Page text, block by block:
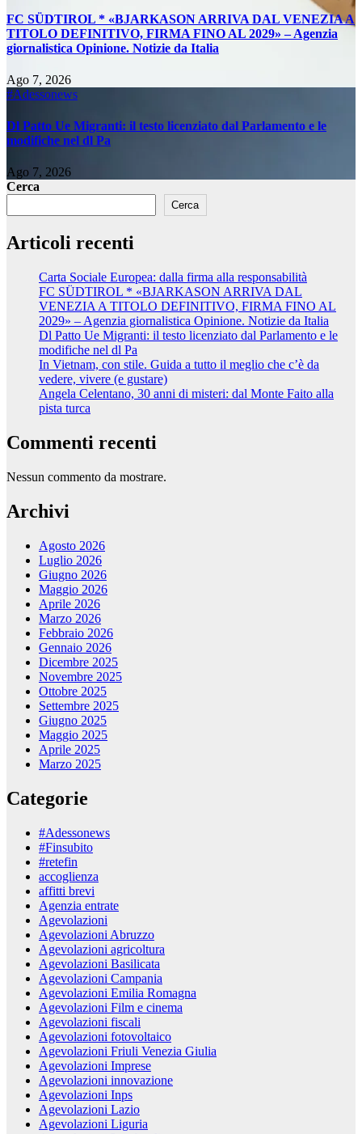
FC SÜDTIROL * «BJARKASON ARRIVA DAL VENEZIA A
TITOLO DEFINITIVO, FIRMA FINO AL 2029» – Agenzia
giornalistica Opinione. Notizie da Italia
Ago 7, 2026
#Adessonews
Dl Patto Ue Migranti: il testo licenziato dal Parlamento e le
modifiche nel dl Pa
Ago 7, 2026
Cerca
Cerca
Articoli recenti
Carta Sociale Europea: dalla firma alla responsabilità
FC SÜDTIROL * «BJARKASON ARRIVA DAL
VENEZIA A TITOLO DEFINITIVO, FIRMA FINO AL
2029» – Agenzia giornalistica Opinione. Notizie da Italia
Dl Patto Ue Migranti: il testo licenziato dal Parlamento e le
modifiche nel dl Pa
In Vietnam, con stile. Guida a tutto il meglio che c’è da
vedere, vivere (e gustare)
Angela Celentano, 30 anni di misteri: dal Monte Faito alla
pista turca
Commenti recenti
Nessun commento da mostrare.
Archivi
Agosto 2026
Luglio 2026
Giugno 2026
Maggio 2026
Aprile 2026
Marzo 2026
Febbraio 2026
Gennaio 2026
Dicembre 2025
Novembre 2025
Ottobre 2025
Settembre 2025
Giugno 2025
Maggio 2025
Aprile 2025
Marzo 2025
Categorie
#Adessonews
#Finsubito
#retefin
accoglienza
affitti brevi
Agenzia entrate
Agevolazioni
Agevolazioni Abruzzo
Agevolazioni agricoltura
Agevolazioni Basilicata
Agevolazioni Campania
Agevolazioni Emilia Romagna
Agevolazioni Film e cinema
Agevolazioni fiscali
Agevolazioni fotovoltaico
Agevolazioni Friuli Venezia Giulia
Agevolazioni Imprese
Agevolazioni innovazione
Agevolazioni Inps
Agevolazioni Lazio
Agevolazioni Liguria